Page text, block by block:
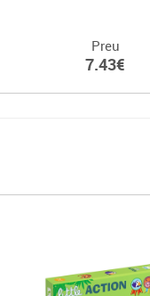
Preu
7.43€